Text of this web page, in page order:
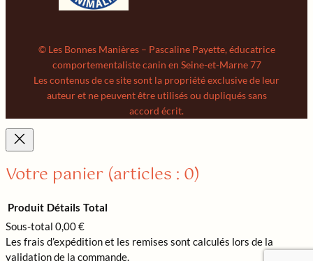
© Les Bonnes Manières – Pascaline Payette, éducatrice
comportementaliste canin en Seine-et-Marne 77
Les contenus de ce site sont la propriété exclusive de leur
auteur et ne peuvent être utilisés ou dupliqués sans
accord écrit.
Votre panier (articles : 0)
Produits
Produit Détails Total
Sous-total 0,00 €
Les frais d’expédition et les remises sont calculés lors de la
validation de la commande.